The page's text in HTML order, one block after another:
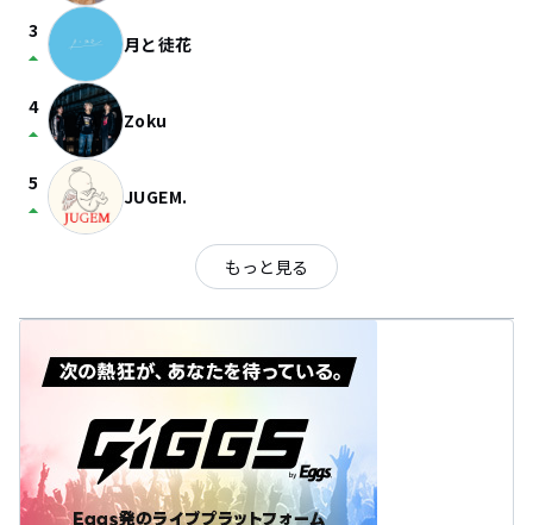
3
arrow_drop_up 月と徒花
4
arrow_drop_up Zoku
5
arrow_drop_up JUGEM.
もっと見る